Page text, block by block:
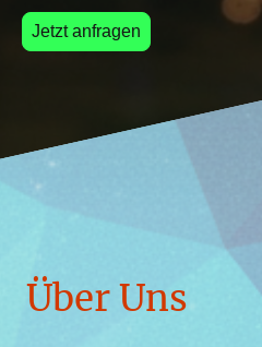
Jetzt anfragen
Über Uns